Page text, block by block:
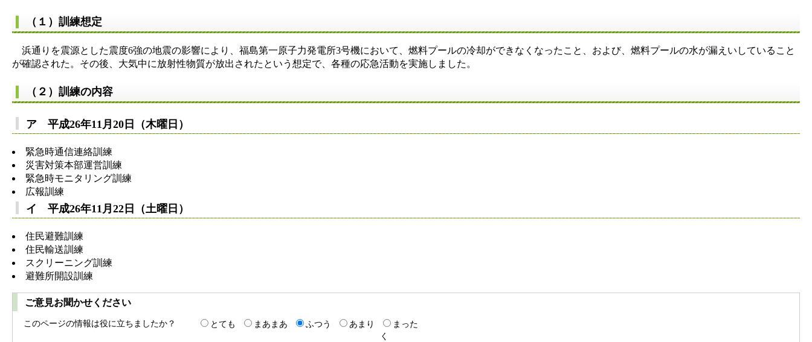
（１）訓練想定
浜通りを震源とした震度6強の地震の影響により、福島第一原子力発電所3号機において、燃料プールの冷却ができなくなったこと、および、燃料プールの水が漏えいしていること
が確認された。その後、大気中に放射性物質が放出されたという想定で、各種の応急活動を実施しました。
（２）訓練の内容
ア 平成26年11月20日（木曜日）
緊急時通信連絡訓練
災害対策本部運営訓練
緊急時モニタリング訓練
広報訓練
イ 平成26年11月22日（土曜日）
住民避難訓練
住民輸送訓練
スクリーニング訓練
避難所開設訓練
ご意見お聞かせください
このページの情報は役に立ちましたか？ とても まあまあ ふつう あまり
まった
く